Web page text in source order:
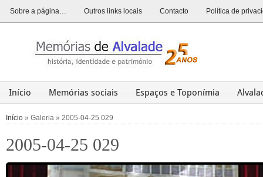
Sobre a página… Outros links locais Contacto Política de
Início Memórias sociais Espaços e Toponímia
Alvalade
Opinião
Início » Galeria » 2005-04-25 029
2005-04-25 029